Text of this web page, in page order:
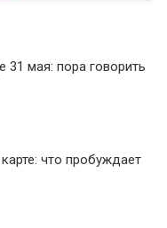
31 мая: пора говорить
что пробуждает